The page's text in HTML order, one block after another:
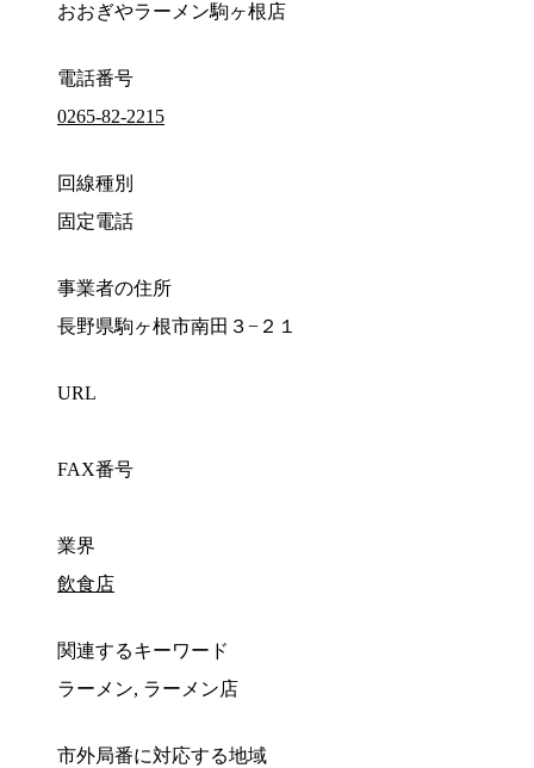
おおぎやラーメン駒ヶ根店
電話番号
0265-82-2215
回線種別
固定電話
事業者の住所
長野県駒ヶ根市南田３−２１
URL
FAX番号
業界
飲食店
関連するキーワード
ラーメン, ラーメン店
市外局番に対応する地域